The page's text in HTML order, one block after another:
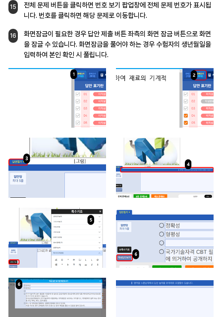
15 전체 문제 버튼을 클릭하면 번호 보기 팝업창에전체 문제 번호가 표시됩
니다. 번호를클릭하면 해당 문제로 이동합니다.
16 화면잠금이 필요한 경우 답안 제출 버튼 좌측의화면 잠금 버튼으로 화면
을 잠글 수 있습니다.화면잠금을 풀어야 하는 경우 수험자의 생년월일을
입력하여 본인 확인 시 풀립니다.